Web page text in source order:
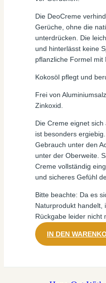
Die DeoCreme
Gerüche, ohne die
unterdrücken. Die
und hinterlässt keine
pflanzliche Formel mit
Kokosöl pflegt und
Frei von
Zinkoxid.
Die Creme eignet
ist besonders
Gebrauch unter den
unter der Oberweite.
Creme vollständig
und sicheres Gefühl
Bitte beachte: Da es
Naturprodukt handelt,
Rückgabe leider nicht
IN DEN